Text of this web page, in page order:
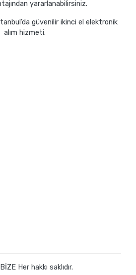
yararlanabilirsiniz.
güvenilir ikinci el elektronik
alım hizmeti.
Her hakkı saklıdır.